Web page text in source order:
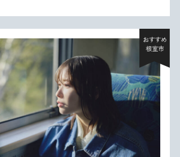
おすすめ
根室市